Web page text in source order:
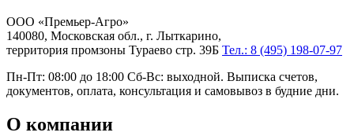
ООО «Премьер-Агро»
140080, Московская обл., г. Лыткарино,
территория промзоны Тураево стр. 39Б Тел.: 8 (495) 198-07-97
Пн-Пт: 08:00 до 18:00 Сб-Вс: выходной. Выписка счетов,
документов, оплата, консультация и самовывоз в будние дни.
О компании